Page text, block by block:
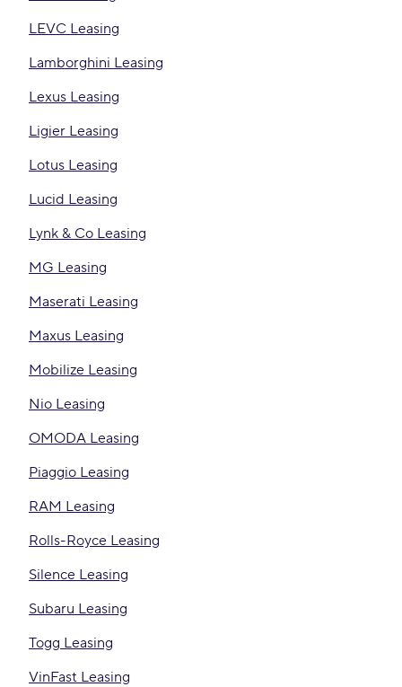
LEVC Leasing
Lamborghini Leasing
Lexus Leasing
Ligier Leasing
Lotus Leasing
Lucid Leasing
Lynk & Co Leasing
MG Leasing
Maserati Leasing
Maxus Leasing
Mobilize Leasing
Nio Leasing
OMODA Leasing
Piaggio Leasing
RAM Leasing
Rolls-Royce Leasing
Silence Leasing
Subaru Leasing
Togg Leasing
VinFast Leasing